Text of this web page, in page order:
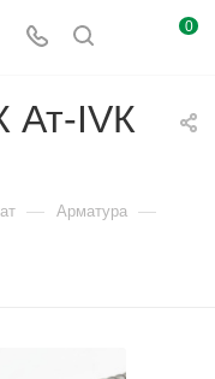
0
Ат-IVК
— Арматура —